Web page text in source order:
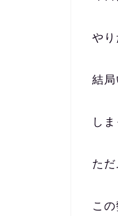
やり
結局
し
た
こ